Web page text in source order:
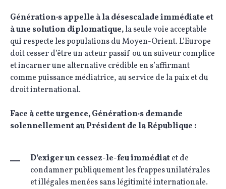
Génération·s appelle à la désescalade immédiate et
à une solution diplomatique,la seule voie acceptable
qui respecte les populations du Moyen-Orient. L’Europe
doit cesser d’être un acteur passif ou un suiveur complice
et incarner une alternative crédible en s’affirmant
comme puissance médiatrice, au service de la paix et du
droit international.
Face à cette urgence, Génération·s demande
solennellement au Président de la République :
D’exiger un cessez-le-feu immédiatet de
condamner publiquement les frappes unilatérales
et illégales menées sans légitimité internationale.